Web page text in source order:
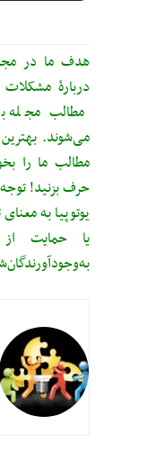
هدف ما در
دربارهٔ
مطالب مجله
می‌شوند.
مطالب ما را
حرف بزنید!
یوتوپیا به
یا حمایت از